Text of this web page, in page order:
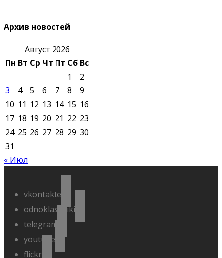
Архив новостей
Август 2026
Пн Вт Ср Чт Пт Сб Вс
1
2
3
4 5 6 7 8
9
10 11 12 13 14 15 16
17 18 19 20 21 22 23
24 25 26 27 28 29 30
31
« Июл
vkontakte
odnoklassniki
telegram
youtube
flickr